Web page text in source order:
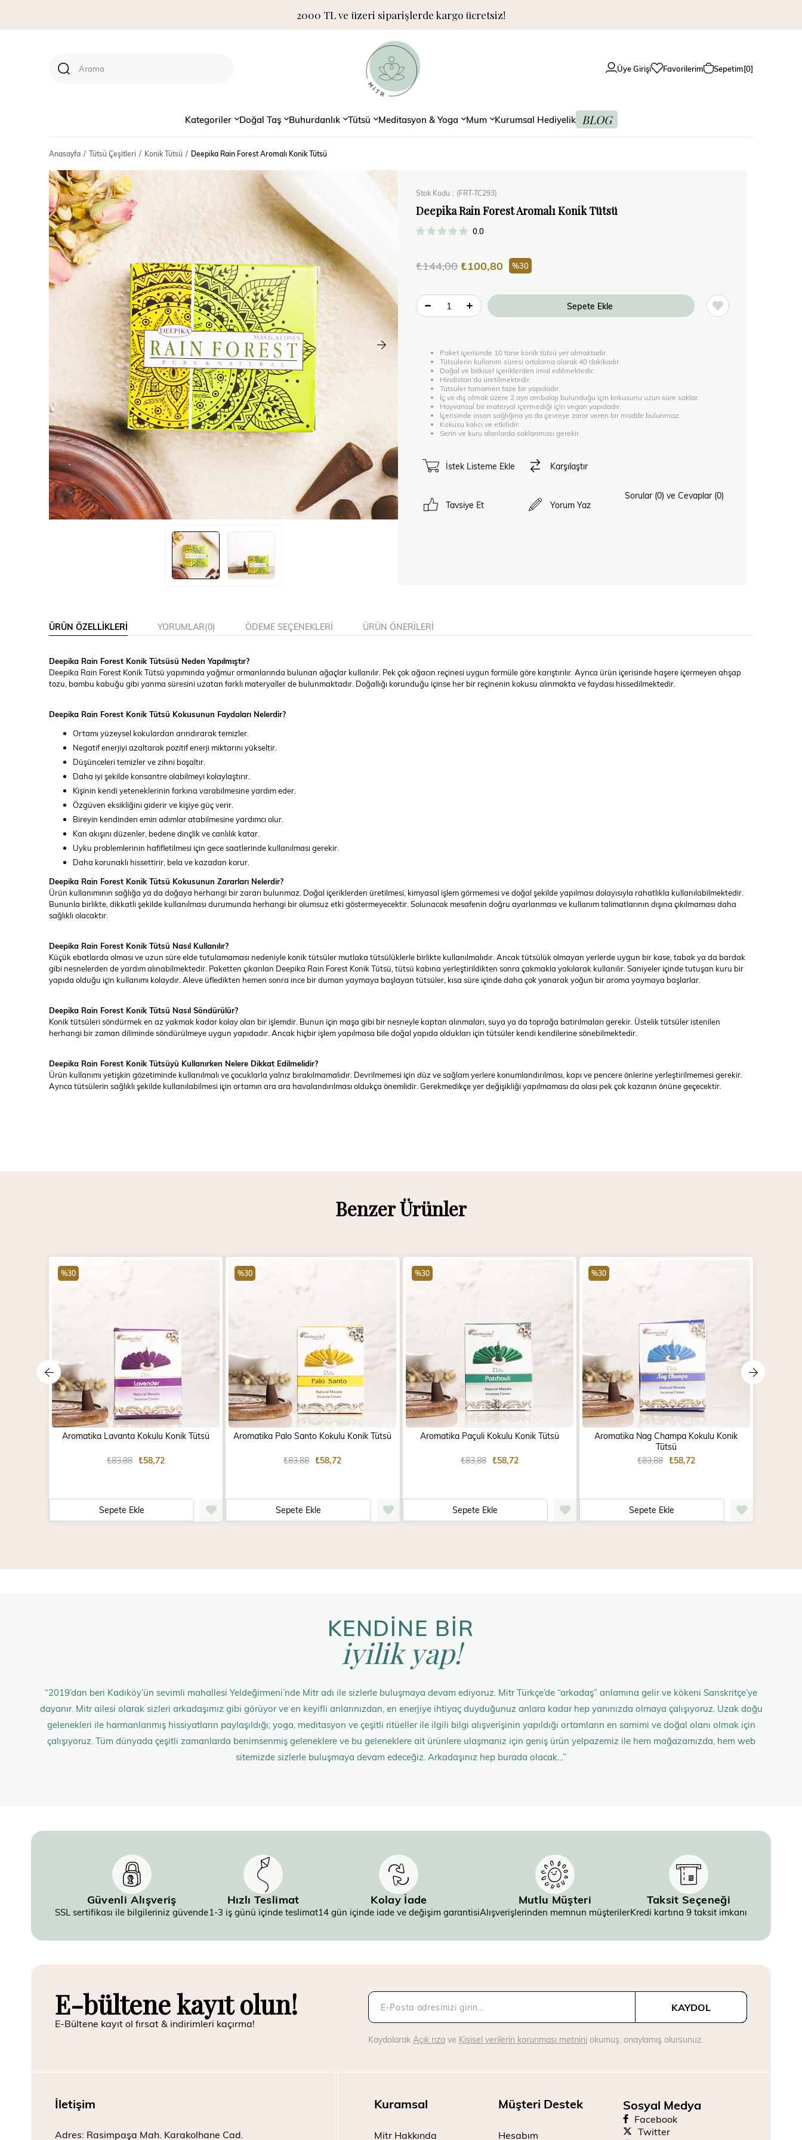
2000 TL ve üzeri siparişlerde kargo ücretsiz!
Üye Girişi Favorilerim Sepetim 0
Kategoriler Doğal Taş Buhurdanlık Tütsü Meditasyon & Yoga Mum Kurumsal Hediyelik BLOG
Anasayfa Tütsü Çeşitleri Konik Tütsü Deepika Rain Forest Aromalı Konik Tütsü
Stok Kodu (FRT-TC293)
Deepika Rain Forest Aromalı Konik Tütsü
0.0
₺144,00 ₺100,80 30
Paket içerisinde 10 tane konik tütsü yer almaktadır.
Tütsülerin kullanım süresi ortalama olarak 40 dakikadır.
Doğal ve bitkisel içeriklerden imal edilmektedir.
Hindistan’da üretilmektedir.
Tütsüler tamamen taze bir yapıdadır.
İç ve dış olmak üzere 2 ayrı ambalajı bulunduğu için kokusunu uzun süre saklar.
Hayvansal bir materyal içermediği için vegan yapıdadır.
İçerisinde insan sağlığına ya da çevreye zarar veren bir madde bulunmaz.
Kokusu kalıcı ve etkilidir.
Serin ve kuru alanlarda saklanması gerekir.
İstek Listeme Ekle Karşılaştır
Tavsiye Et Yorum Yaz
Sorular (0) ve Cevaplar (0)
ÜRÜN ÖZELLIKLERI YORUMLAR(0) ÖDEME SEÇENEKLERI ÜRÜN ÖNERILERI
Deepika Rain Forest Konik Tütsüsü Neden Yapılmıştır?
Deepika Rain Forest Konik Tütsü yapımında yağmur ormanlarında bulunan ağaçlar kullanılır. Pek çok ağacın reçinesi uygun formüle göre karıştırılır. Ayrıca ürün içerisinde haşere içermeyen ahşap
tozu, bambu kabuğu gibi yanma süresini uzatan farklı materyaller de bulunmaktadır. Doğallığı korunduğu içinse her bir reçinenin kokusu alınmakta ve faydası hissedilmektedir.
Deepika Rain Forest Konik Tütsü Kokusunun Faydaları Nelerdir?
Ortamı yüzeysel kokulardan arındırarak temizler.
Negatif enerjiyi azaltarak pozitif enerji miktarını yükseltir.
Düşünceleri temizler ve zihni boşaltır.
Daha iyi şekilde konsantre olabilmeyi kolaylaştırır.
Kişinin kendi yeteneklerinin farkına varabilmesine yardım eder.
Özgüven eksikliğini giderir ve kişiye güç verir.
Bireyin kendinden emin adımlar atabilmesine yardımcı olur.
Kan akışını düzenler, bedene dinçlik ve canlılık katar.
Uyku problemlerinin hafifletilmesi için gece saatlerinde kullanılması gerekir.
Daha korunaklı hissettirir, bela ve kazadan korur.
Deepika Rain Forest Konik Tütsü Kokusunun Zararları Nelerdir?
Ürün kullanımının sağlığa ya da doğaya herhangi bir zararı bulunmaz. Doğal içeriklerden üretilmesi, kimyasal işlem görmemesi ve doğal şekilde yapılması dolayısıyla rahatlıkla kullanılabilmektedir.
Bununla birlikte, dikkatli şekilde kullanılması durumunda herhangi bir olumsuz etki göstermeyecektir. Solunacak mesafenin doğru ayarlanması ve kullanım talimatlarının dışına çıkılmaması daha
sağlıklı olacaktır.
Deepika Rain Forest Konik Tütsü Nasıl Kullanılır?
Küçük ebatlarda olması ve uzun süre elde tutulamaması nedeniyle konik tütsüler mutlaka tütsülüklerle birlikte kullanılmalıdır. Ancak tütsülük olmayan yerlerde uygun bir kase, tabak ya da bardak
gibi nesnelerden de yardım alınabilmektedir. Paketten çıkarılan Deepika Rain Forest Konik Tütsü, tütsü kabına yerleştirildikten sonra çakmakla yakılarak kullanılır. Saniyeler içinde tutuşan kuru bir
yapıda olduğu için kullanımı kolaydır. Aleve üfledikten hemen sonra ince bir duman yaymaya başlayan tütsüler, kısa süre içinde daha çok yanarak yoğun bir aroma yaymaya başlarlar.
Deepika Rain Forest Konik Tütsü Nasıl Söndürülür?
Konik tütsüleri söndürmek en az yakmak kadar kolay olan bir işlemdir. Bunun için maşa gibi bir nesneyle kaptan alınmaları, suya ya da toprağa batırılmaları gerekir. Üstelik tütsüler istenilen
herhangi bir zaman diliminde söndürülmeye uygun yapıdadır. Ancak hiçbir işlem yapılmasa bile doğal yapıda oldukları için tütsüler kendi kendilerine sönebilmektedir.
Deepika Rain Forest Konik Tütsüyü Kullanırken Nelere Dikkat Edilmelidir?
Ürün kullanımı yetişkin gözetiminde kullanılmalı ve çocuklarla yalnız bırakılmamalıdır. Devrilmemesi için düz ve sağlam yerlere konumlandırılması, kapı ve pencere önlerine yerleştirilmemesi gerekir.
Ayrıca tütsülerin sağlıklı şekilde kullanılabilmesi için ortamın ara ara havalandırılması oldukça önemlidir. Gerekmedikçe yer değişikliği yapılmaması da olası pek çok kazanın önüne geçecektir.
Benzer Ürünler
Aromatika Lavanta Kokulu Konik Tütsü
₺58,72
₺83,88
Sepete Ekle
%30
Aromatika Palo Santo Kokulu Konik Tütsü
₺58,72
₺83,88
Sepete Ekle
%30
Aromatika Paçuli Kokulu Konik Tütsü
₺58,72
₺83,88
Sepete Ekle
%30
Aromatika Nag Champa Kokulu Konik
Tütsü
₺58,72
₺83,88
Sepete Ekle
%30
KENDİNE BİR
iyilik yap!
“2019’dan beri Kadıköy’ün sevimli mahallesi Yeldeğirmeni’nde Mitr adı ile sizlerle buluşmaya devam ediyoruz. Mitr Türkçe’de “arkadaş” anlamına gelir ve kökeni Sanskritçe’ye
dayanır. Mitr ailesi olarak sizleri arkadaşımız gibi görüyor ve en keyifli anlarınızdan, en enerjiye ihtiyaç duyduğunuz anlara kadar hep yanınızda olmaya çalışıyoruz. Uzak doğu
gelenekleri ile harmanlanmış hissiyatların paylaşıldığı; yoga, meditasyon ve çeşitli ritüeller ile ilgili bilgi alışverişinin yapıldığı ortamların en samimi ve doğal olanı olmak için
çalışıyoruz. Tüm dünyada çeşitli zamanlarda benimsenmiş geleneklere ve bu geleneklere ait ürünlere ulaşmanız için geniş ürün yelpazemiz ile hem mağazamızda, hem web
sitemizde sizlerle buluşmaya devam edeceğiz. Arkadaşınız hep burada olacak…”
Güvenli Alışveriş
SSL sertifikası ile bilgileriniz güvende
Hızlı Teslimat
1-3 iş günü içinde teslimat
Kolay İade
14 gün içinde iade ve değişim garantisi
Mutlu Müşteri
Alışverişlerinden memnun müşteriler
Taksit Seçeneği
Kredi kartına 9 taksit imkanı
E-bültene kayıt olun!
E-Bültene kayıt ol fırsat & indirimleri kaçırma!
KAYDOL
Kaydolarak Açık rıza ve Kişisel verilerin korunması metnini okumuş, onaylamış olursunuz.
İletişim
Adres: Rasimpaşa Mah. Karakolhane Cad.
Kuramsal
Mitr Hakkında
Müşteri Destek
Hesabım
Sosyal Medya
Facebook
Twitter